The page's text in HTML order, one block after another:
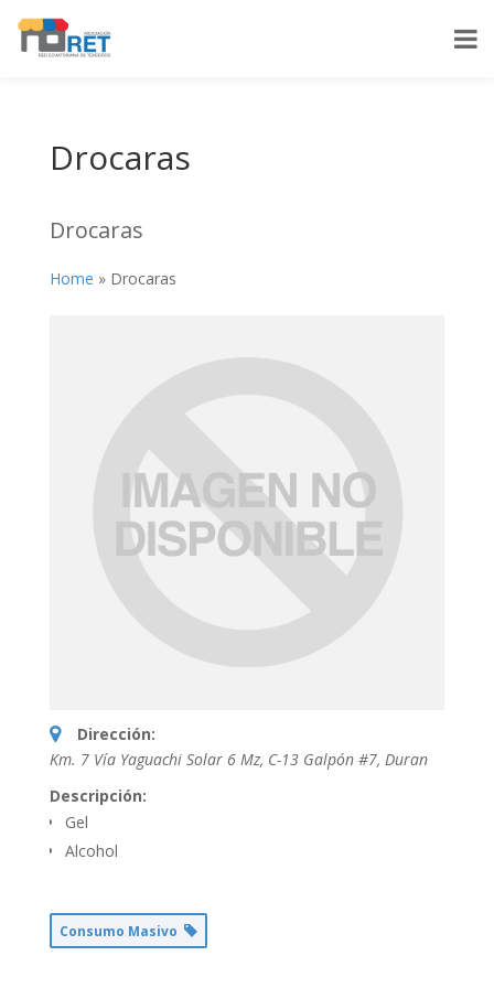
Drocaras
Drocaras
Home » Drocaras
Dirección:
Km. 7 Vía Yaguachi Solar 6 Mz, C-13 Galpón #7, Duran
Descripción:
Gel
Alcohol
Consumo Masivo